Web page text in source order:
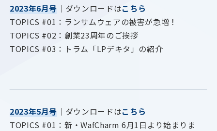
2023年6月号 ｜ダウンロードはこちら
TOPICS #01：ランサムウェアの被害が急増！
TOPICS #02：創業23周年のご挨拶
TOPICS #03：トラム「LPデキタ」の紹介
2023年5月号 ｜ダウンロードはこちら
TOPICS #01：新・WafCharm 6月1日より始まりま